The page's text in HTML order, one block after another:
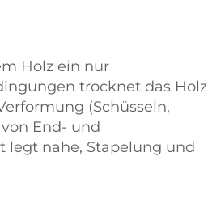
Holz ein nur
trocknet das Holz
(Schüsseln,
End- und
legt nahe, Stapelung und